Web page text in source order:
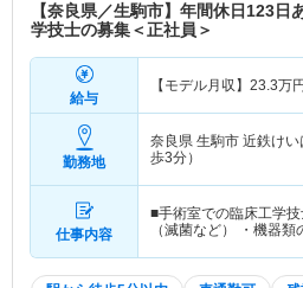
【奈良県／生駒市】年間休日123日
学技士の募集＜正社員＞
給与
【モデル月収】 23.3万
勤務地
奈良県 生駒市 近鉄けい
歩3分）
仕事内容
■手術室での臨床工学
（滅菌など） ・機器